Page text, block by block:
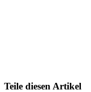
Teile diesen Artikel